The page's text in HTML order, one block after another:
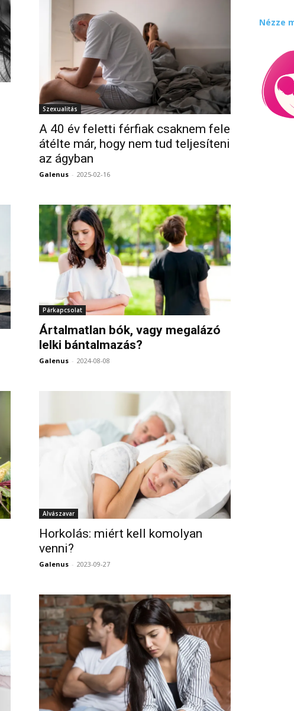
Szexualitás
A 40 év feletti férfiak csaknem fele
átélte már, hogy nem tud teljesíteni
az ágyban
Galenus - 2025-02-16
Párkapcsolat
Ártalmatlan bók, vagy megalázó
lelki bántalmazás?
Galenus - 2024-08-08
Alvászavar
Horkolás: miért kell komolyan
venni?
Galenus - 2023-09-27
Nézze